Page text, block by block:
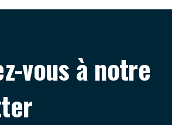
vous à notre